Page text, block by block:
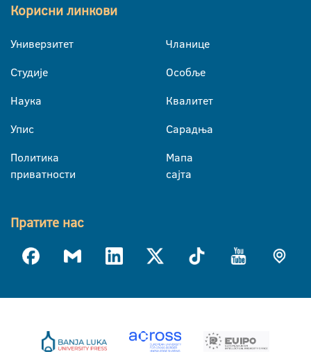
Корисни линкови
Универзитет
Студије
Наука
Упис
Политика
приватности
Чланице
Особље
Квалитет
Сарадња
Мапа
сајта
Пратите нас